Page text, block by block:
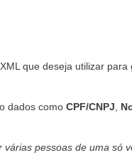
que deseja utilizar para
dados como CPF/CNPJ
pessoas de uma só